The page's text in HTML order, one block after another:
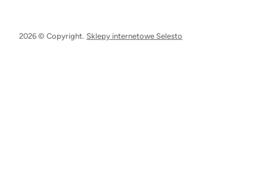
2026 © Copyright. Sklepy internetowe Selesto